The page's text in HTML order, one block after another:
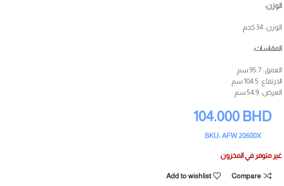
الوزن:
الوزن: 34 كجم
المقاسات:
العمق: 95.7 سم
الارتفاع: 104.5 سم
العرض: 54.9 سم
104.000 BHD
SKU: AFW 20600X
غير متوفر في المخزون
Compare
Add to wishlist